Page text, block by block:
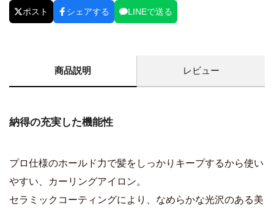
ポスト シェアする LINEで送る
商品説明 レビュー
納得の充実した機能性
プロ仕様のホールド力で髪をしっかりキープするから使い
やすい、カーリングアイロン。
セラミックコーティングにより、なめらかな光沢のある美